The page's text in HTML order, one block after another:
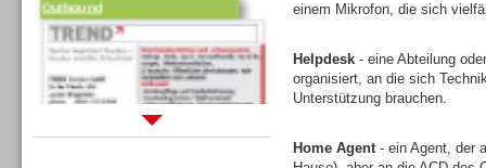
Sprachdialogsysteme u. Ki/
einem Mikrofon, die sich
Helpdesk - eine Abteilung
organisiert, an die sich
Unterstützung brauchen.
Home Agent- ein Agent, der